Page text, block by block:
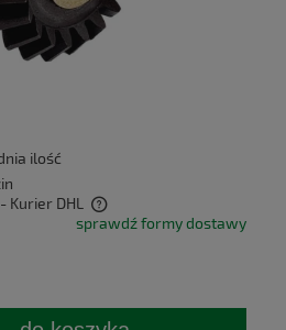
ilość
- Kurier DHL
kosztów płatności
sprawdź formy dostawy